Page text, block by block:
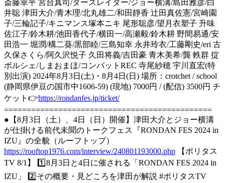
斎藤幸平 宮台真司/ダースレイダー/ジョー横溝/島田雅彦/白
井聡 津田大介/青木理/北丸雄二/和田靜香 辻田真佐憲/宮崎園
子/三輪記子/キニマンス塚本ニキ 尾形聡彦/望月衣塑子 升味
佐江子/鈴木耕/池田香代子/横田一/高瀬毅/鈴木耕 野間易通/安
田浩一 堀潤/構二葵/黒部睦/三島知幸 永井玲衣/工藤剛史/eri 古
久保さくら/阿久沢悦子 久田将義/吉田豪 青木美希/龔 軼群 掟
ポルシェ/しまおまほ/コンバットREC 寺尾紗穂 宇川直宏(特
別出演) 2024年8月3日(土)・8月4日(日) 場所：crotchet / school
(静岡県伊豆の国市中1606-59) (現地) 7000円 / (配信) 3500円 チ
ケット👉https://rondanfes.jp/ticket/
==============================================
●【8月3日（土）、4日（日）開催】津田大介とジョー横溝
が仕掛ける前代未聞のトークフェス『RONDAN FES 2024 in
IZU』の全貌（ルーフトップ）
https://rooftop1976.com/interview/240801193000.php 【ポリタス
TV 8/1】 1️⃣8月3日と4日に催される「RONDAN FES 2024 in
IZU」 2️⃣その概要・見どころを津田が解説 #ポリタスTV